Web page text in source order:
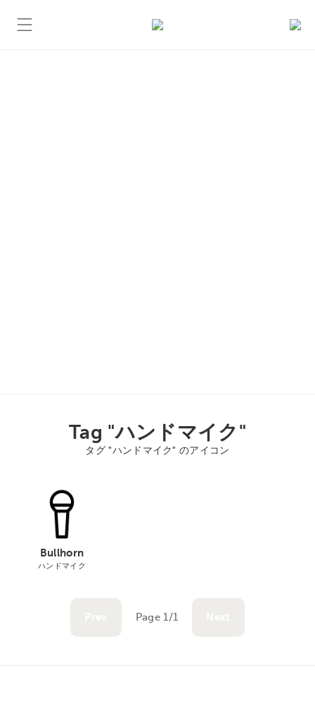
Tag "ハンドマイク"
タグ "ハンドマイク" のアイコン
Bullhorn
ハンドマイク
Page 1/1